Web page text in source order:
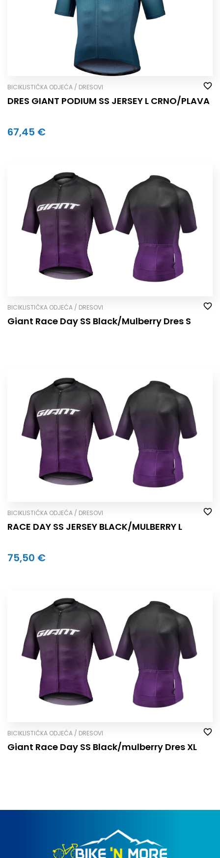
BICIKLISTIČKA ODJEĆA / DRESOVI
DRES GIANT PODIUM SS JERSEY L CRNO/PLAVA
67,45 €
BICIKLISTIČKA ODJEĆA / DRESOVI
Giant Race Day SS Black/Mulberry Dres S
BICIKLISTIČKA ODJEĆA / DRESOVI
RACE DAY SS JERSEY BLACK/MULBERRY L
75,50 €
BICIKLISTIČKA ODJEĆA / DRESOVI
Giant Race Day SS Black/mulberry Dres XL